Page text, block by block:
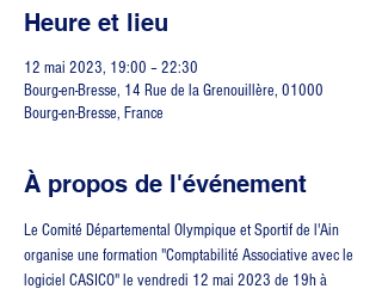
Heure et lieu
12 mai 2023, 19:00 – 22:30
Bourg-en-Bresse, 14 Rue de la Grenouillère, 01000
Bourg-en-Bresse, France
À propos de l'événement
Le Comité Départemental Olympique et Sportif de l'Ain
organise une formation "Comptabilité Associative avec le
logiciel CASICO" le vendredi 12 mai 2023 de 19h à